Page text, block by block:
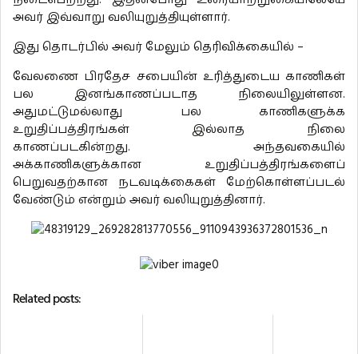
அவர் இவ்வாறு வலியுறுத்தியுள்ளார்.
இது தொடர்பில் அவர் மேலும் தெரிவிக்கையில் –
வேலணை பிரதேச சபையின் உரித்துடைய காணிகள்
பல இனங்காணப்படாத நிலையிலுள்ளன.
அதுமட்டுமல்லாது பல காணிகளுக்க
உறுதிப்பத்திரங்கள் இல்லாத நிலை
காணப்படகின்றது. அந்தவகையில்
அக்காணிகளுக்கான உறுதிப்பத்திரங்களைப்
பெறுவதற்கான நடவடிக்கைகள் மேற்கொள்ளப்படல்
வேண்டும் என்றும் அவர் வலியுறுத்தினார்.
Related posts: